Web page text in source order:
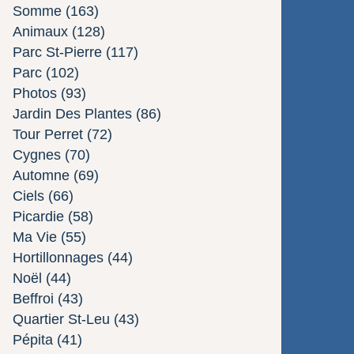
Somme (163)
Animaux (128)
Parc St-Pierre (117)
Parc (102)
Photos (93)
Jardin Des Plantes (86)
Tour Perret (72)
Cygnes (70)
Automne (69)
Ciels (66)
Picardie (58)
Ma Vie (55)
Hortillonnages (44)
Noël (44)
Beffroi (43)
Quartier St-Leu (43)
Pépita (41)